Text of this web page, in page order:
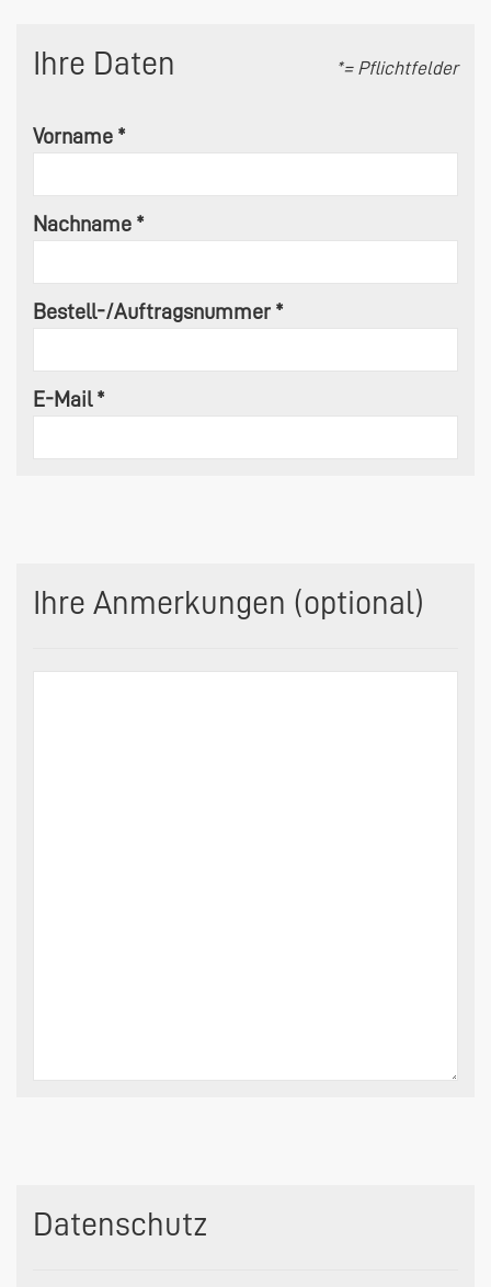
Ihre Daten *= Pflichtfelder
Vorname *
Nachname *
Bestell-/Auftragsnummer *
E-Mail *
Ihre Anmerkungen (optional)
Datenschutz